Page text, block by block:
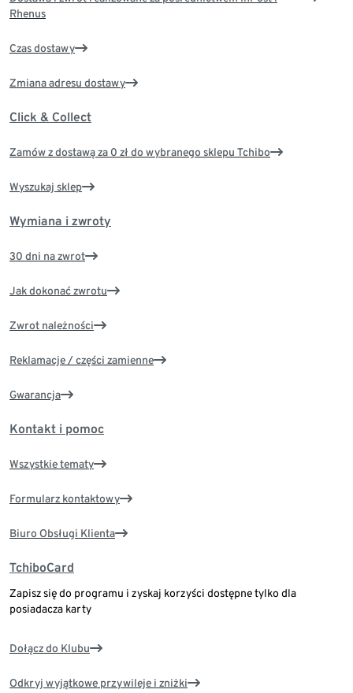
Rhenus
Czas dostawy
Zmiana adresu dostawy
Click & Collect
Zamów z dostawą za 0 zł do wybranego sklepu Tchibo
Wyszukaj sklep
Wymiana i zwroty
30 dni na zwrot
Jak dokonać zwrotu
Zwrot należności
Reklamacje / części zamienne
Gwarancja
Kontakt i pomoc
Wszystkie tematy
Formularz kontaktowy
Biuro Obsługi Klienta
TchiboCard
Zapisz się do programu i zyskaj korzyści dostępne tylko dla
posiadacza karty
Dołącz do Klubu
Odkryj wyjątkowe przywileje i zniżki